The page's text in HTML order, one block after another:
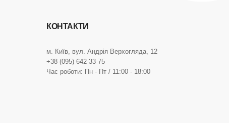
КОНТАКТИ
м. Київ, вул. Андрія Верхогляда, 12
+38 (095) 642 33 75
Час роботи: Пн - Пт / 11:00 - 18:00